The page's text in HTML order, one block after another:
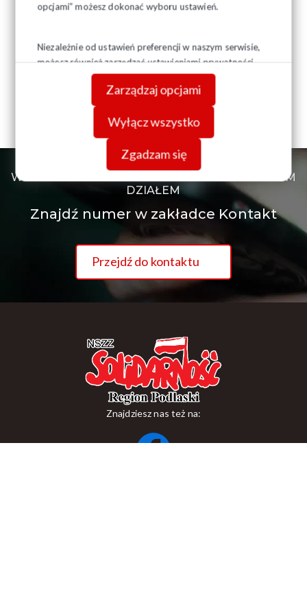
opcjami” możesz dokonać wyboru ustawień.
Niezależnie od ustawień preferencji w naszym serwisie,
możesz również zarządzać ustawieniami prywatności
swojej przeglądarki. Więcej informacji o przetwarzaniu
danych znajdziesz wPolityce prywatności.
Zarządzaj opcjami
Wyłącz wszystko
Zgadzam się
W RAZIE POTRZEBY KONTAKTU Z KONKRETNYM
DZIAŁEM
Znajdź numer w zakładce Kontakt
Przejdź do kontaktu
Znajdziesz nas też na: